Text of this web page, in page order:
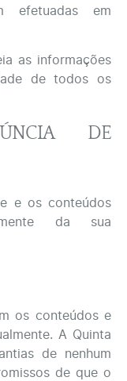
efetuadas em
as informações
de todos os
DE
e os conteúdos
da sua
os conteúdos e
A Quinta
de nenhum
de que o